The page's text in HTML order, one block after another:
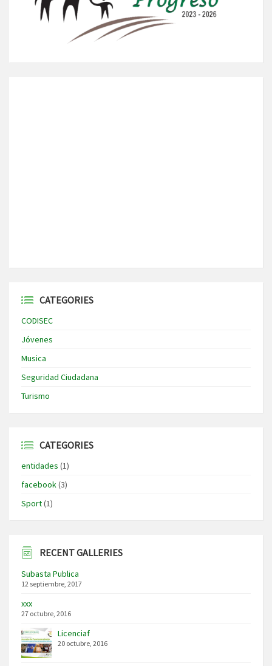
CATEGORIES
CODISEC
Jóvenes
Musica
Seguridad Ciudadana
Turismo
CATEGORIES
entidades (1)
facebook(3)
Sport(1)
RECENT GALLERIES
Subasta Publica
12 septiembre, 2017
xxx
27 octubre, 2016
Licenciaf
20 octubre, 2016